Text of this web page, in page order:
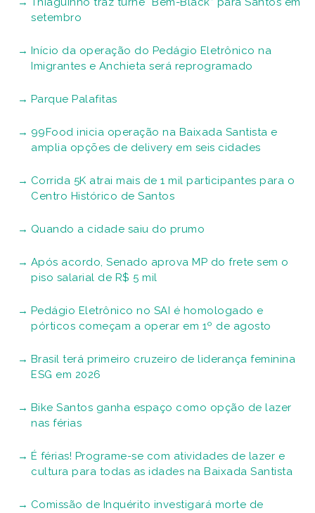
setembro
Início da operação do Pedágio Eletrônico na
Imigrantes e Anchieta será reprogramado
Parque Palafitas
99Food inicia operação na Baixada Santista e
amplia opções de delivery em seis cidades
Corrida 5K atrai mais de 1 mil participantes para o
Centro Histórico de Santos
Quando a cidade saiu do prumo
Após acordo, Senado aprova MP do frete sem o
piso salarial de R$ 5 mil
Pedágio Eletrônico no SAI é homologado e
pórticos começam a operar em 1º de agosto
Brasil terá primeiro cruzeiro de liderança feminina
ESG em 2026
Bike Santos ganha espaço como opção de lazer
nas férias
É férias! Programe-se com atividades de lazer e
cultura para todas as idades na Baixada Santista
Comissão de Inquérito investigará morte de